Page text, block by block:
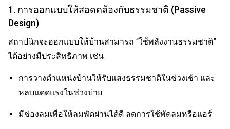
1. การออกแบบให้สอดคล้องกับธรรมชาติ (Passive
Design)
สถาปนิกจะออกแบบให้บ้านสามารถ “ใช้พลังงานธรรมชาติ”
ได้อย่างมีประสิทธิภาพ เช่น
การวางตำแหน่งบ้านให้รับแสงธรรมชาติในช่วงเช้า และ
หลบแดดแรงในช่วงบ่าย
มีช่องลมเพื่อให้ลมพัดผ่านได้ดี ลดการใช้พัดลมหรือแอร์